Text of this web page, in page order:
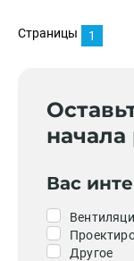
Страницы 1
Вас
Другое